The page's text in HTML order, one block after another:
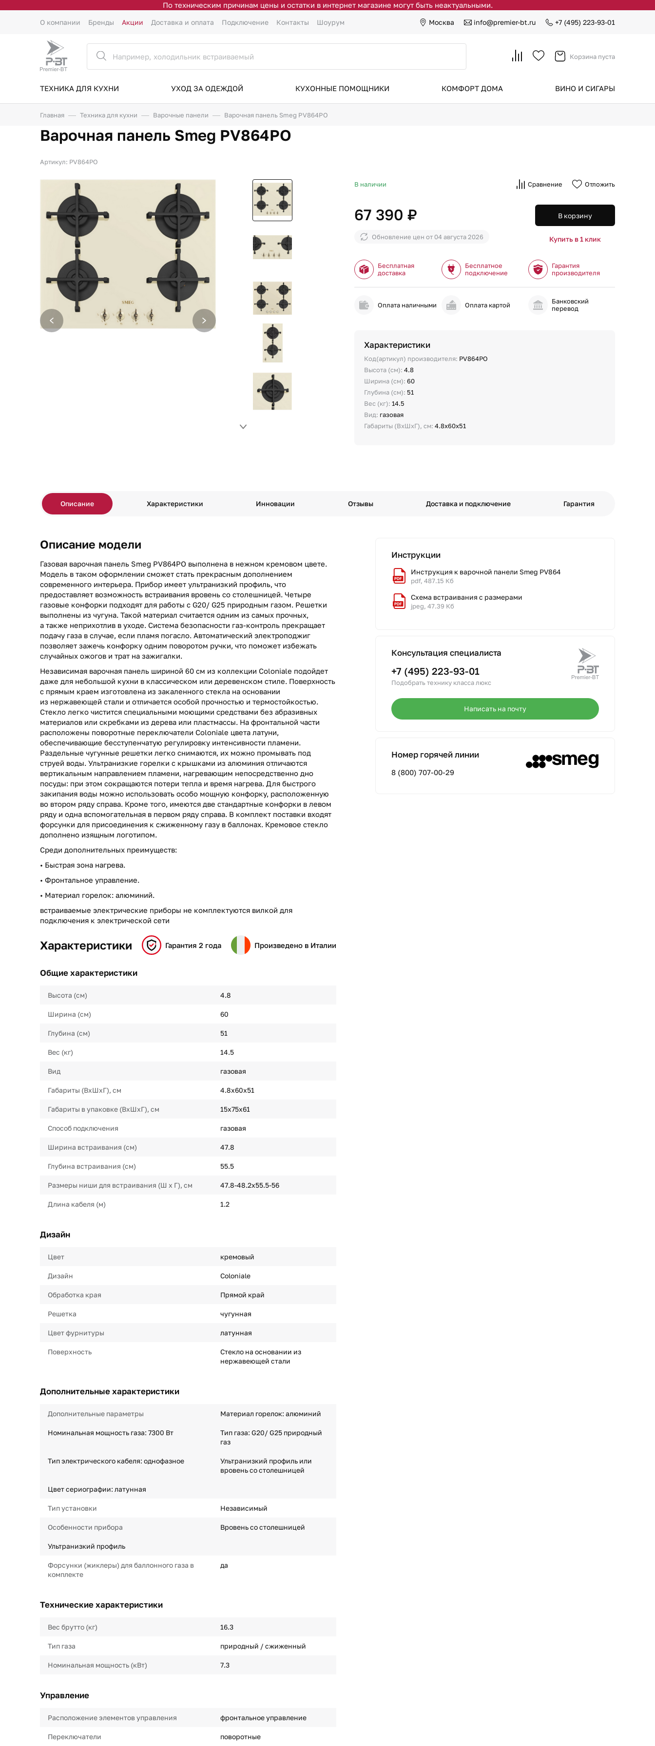
По техническим причинам цены и остатки в интернет магазине могут быть неактуальными.
О компании Бренды Акции Доставка и оплата Подключение Контакты Шоурум Москва info@premier-bt.ru +7 (495) 223-93-01
Корзина пуста
ТЕХНИКА ДЛЯ КУХНИ УХОД ЗА ОДЕЖДОЙ КУХОННЫЕ ПОМОЩНИКИ КОМФОРТ ДОМА ВИНО И СИГАРЫ
Главная Техника для кухни Варочные панели Варочная панель Smeg PV864PO
Варочная панель Smeg PV864PO
Артикул: PV864PO
В наличии Сравнение Отложить
67 390 ₽
Обновление цен от 04 августа 2026
В корзину
Купить в 1 клик
Бесплатная
доставка
Бесплатное
подключение
Гарантия
производителя
Оплата наличными Оплата картой
Банковский
перевод
Характеристики
Код(артикул) производителя: PV864PO
Высота (см):4.8
Ширина (см):60
Глубина (см): 51
Вес (кг):14.5
Вид: газовая
Габариты (ВхШхГ), см:4.8х60х51
Описание Характеристики Инновации Отзывы Доставка и подключение Гарантия
Описание модели
Газовая варочная панель Smeg PV864PO выполнена в нежном кремовом цвете.
Модель в таком оформлении сможет стать прекрасным дополнением
современного интерьера. Прибор имеет ультранизкий профиль, что
предоставляет возможность встраивания вровень со столешницей. Четыре
газовые конфорки подходят для работы с G20/ G25 природным газом. Решетки
выполнены из чугуна. Такой материал считается одним из самых прочных,
а также неприхотлив в уходе. Система безопасности газ-контроль прекращает
подачу газа в случае, если пламя погасло. Автоматический электроподжиг
позволяет зажечь конфорку одним поворотом ручки, что поможет избежать
случайных ожогов и трат на зажигалки.
Независимая варочная панель шириной 60 см из коллекции Coloniale подойдет
даже для небольшой кухни в классическом или деревенском стиле. Поверхность
с прямым краем изготовлена из закаленного стекла на основании
из нержавеющей стали и отличается особой прочностью и термостойкостью.
Стекло легко чистится специальными моющими средствами без абразивных
материалов или скребками из дерева или пластмассы. На фронтальной части
расположены поворотные переключатели Coloniale цвета латуни,
обеспечивающие бесступенчатую регулировку интенсивности пламени.
Раздельные чугунные решетки легко снимаются, их можно промывать под
струей воды. Ультранизкие горелки с крышками из алюминия отличаются
вертикальным направлением пламени, нагревающим непосредственно дно
посуды: при этом сокращаются потери тепла и время нагрева. Для быстрого
закипания воды можно использовать особо мощную конфорку, расположенную
во втором ряду справа. Кроме того, имеются две стандартные конфорки в левом
ряду и одна вспомогательная в первом ряду справа. В комплект поставки входят
форсунки для присоединения к сжиженному газу в баллонах. Кремовое стекло
дополнено изящным логотипом.
Среди дополнительных преимуществ:
• Быстрая зона нагрева.
• Фронтальное управление.
• Материал горелок: алюминий.
встраиваемые электрические приборы не комплектуются вилкой для
подключения к электрической сети
Характеристики Гарантия 2 года Произведено в Италии
Общие характеристики
Высота (см) 4.8
Ширина (см) 60
Глубина (см) 51
Вес (кг) 14.5
Вид газовая
Габариты (ВхШхГ), см 4.8х60х51
Габариты в упаковке (ВхШхГ), см 15х75х61
Способ подключения газовая
Ширина встраивания (см) 47.8
Глубина встраивания (см) 55.5
Размеры ниши для встраивания (Ш х Г), см 47.8-48.2х55.5-56
Длина кабеля (м) 1.2
Дизайн
Цвет кремовый
Дизайн Coloniale
Обработка края Прямой край
Решетка чугунная
Цвет фурнитуры латунная
Поверхность
Стекло на основании из
нержавеющей стали
Дополнительные характеристики
Дополнительные параметры Материал горелок: алюминий
Номинальная мощность газа: 7300 Вт
Тип газа: G20/ G25 природный
газ
Тип электрического кабеля: однофазное
Ультранизкий профиль или
вровень со столешницей
Цвет сериографии: латунная
Тип установки Независимый
Особенности прибора Вровень со столешницей
Ультранизкий профиль
Форсунки (жиклеры) для баллонного газа в
комплекте
да
Технические характеристики
Вес брутто (кг) 16.3
Тип газа природный / сжиженный
Номинальная мощность (кВт) 7.3
Управление
Расположение элементов управления фронтальное управление
Переключатели поворотные
Инструкции
Инструкция к варочной панели Smeg PV864
pdf, 487.15 Кб
Схема встраивания с размерами
jpeg, 47.39 Кб
Консультация специалиста
+7 (495) 223-93-01
Подобрать технику класса люкс
Написать на почту
Номер горячей линии
8 (800) 707-00-29